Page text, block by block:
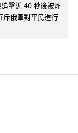
擊近 40 秒後被炸
斥俄軍對平民進行